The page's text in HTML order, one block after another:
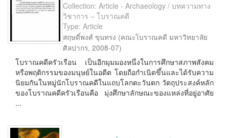
Collection: Article - Archaeology / บทความทาง
วิชาการ – โบราณคดี
Type: Article
สฤษดิ์พงศ์ ขุนทรง (คณะโบราณคดี มหาวิทยาลัย
ศิลปากร, 2008-07)
โบราณคดีครัวเรือน เป็นอีกมุมมองหนึ่งในการศึกษาสภาพสังคม
หรือพฤติกรรมของมนุษย์ในอดีต โดยถือกำเนิดขึ้นและได้รับความ
นิยมกันในหมู่นักโบราณคดีในแถบโลกตะวันตก วัตถุประสงค์หลัก
ของโบราณคดีครัวเรือนคือ มุ่งศึกษาลักษณะของแหล่งที่อยู่อาศัย
...